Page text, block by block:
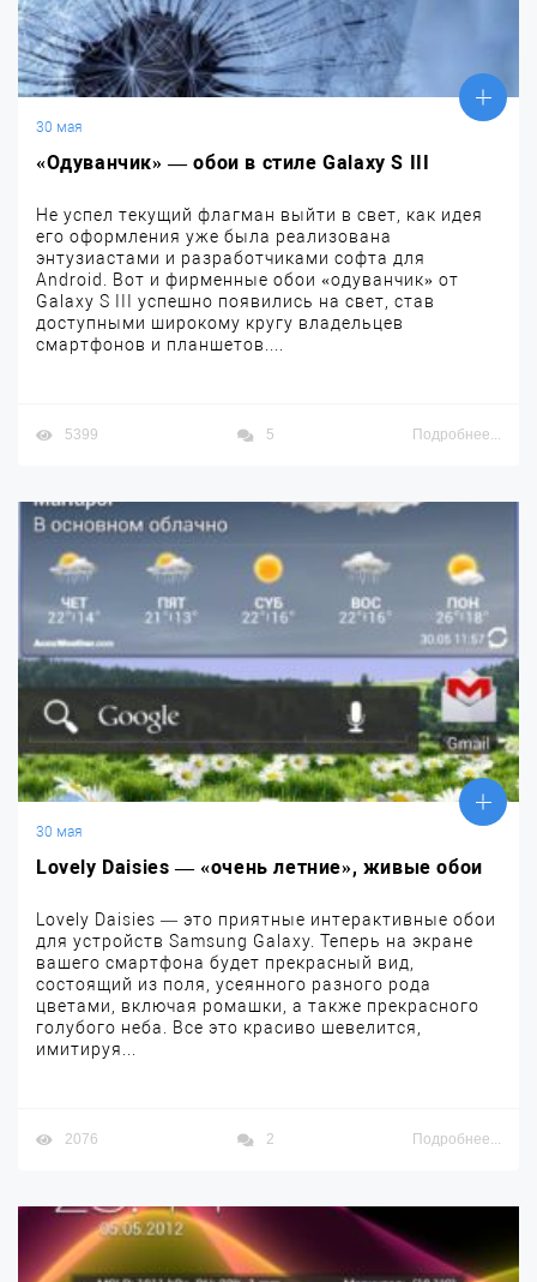
30 мая
«Одуванчик» — обои в стиле Galaxy S III
Не успел текущий флагман выйти в свет, как идея
его оформления уже была реализована
энтузиастами и разработчиками софта для
Android. Вот и фирменные обои «одуванчик» от
Galaxy S III успешно появились на свет, став
доступными широкому кругу владельцев
смартфонов и планшетов....
5399 5 Подробнее...
30 мая
Lovely Daisies — «очень летние», живые обои
Lovely Daisies — это приятные интерактивные обои
для устройств Samsung Galaxy. Теперь на экране
вашего смартфона будет прекрасный вид,
состоящий из поля, усеянного разного рода
цветами, включая ромашки, а также прекрасного
голубого неба. Все это красиво шевелится,
имитируя...
2076 2 Подробнее...